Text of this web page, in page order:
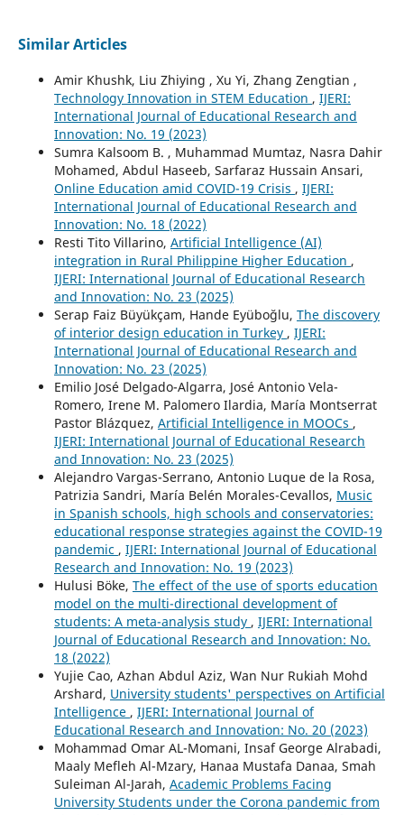
Similar Articles
Amir Khushk, Liu Zhiying , Xu Yi, Zhang Zengtian ,
Technology Innovation in STEM Education , IJERI:
International Journal of Educational Research and
Innovation: No. 19 (2023)
Sumra Kalsoom B. , Muhammad Mumtaz, Nasra Dahir
Mohamed, Abdul Haseeb, Sarfaraz Hussain Ansari,
Online Education amid COVID-19 Crisis , IJERI:
International Journal of Educational Research and
Innovation: No. 18 (2022)
Resti Tito Villarino, Artificial Intelligence (AI)
integration in Rural Philippine Higher Education ,
IJERI: International Journal of Educational Research
and Innovation: No. 23 (2025)
Serap Faiz Büyükçam, Hande Eyüboğlu, The discovery
of interior design education in Turkey , IJERI:
International Journal of Educational Research and
Innovation: No. 23 (2025)
Emilio José Delgado-Algarra, José Antonio Vela-
Romero, Irene M. Palomero Ilardia, María Montserrat
Pastor Blázquez, Artificial Intelligence in MOOCs ,
IJERI: International Journal of Educational Research
and Innovation: No. 23 (2025)
Alejandro Vargas-Serrano, Antonio Luque de la Rosa,
Patrizia Sandri, María Belén Morales-Cevallos, Music
in Spanish schools, high schools and conservatories:
educational response strategies against the COVID-19
pandemic , IJERI: International Journal of Educational
Research and Innovation: No. 19 (2023)
Hulusi Böke, The effect of the use of sports education
model on the multi-directional development of
students: A meta-analysis study , IJERI: International
Journal of Educational Research and Innovation: No.
18 (2022)
Yujie Cao, Azhan Abdul Aziz, Wan Nur Rukiah Mohd
Arshard, University students' perspectives on Artificial
Intelligence , IJERI: International Journal of
Educational Research and Innovation: No. 20 (2023)
Mohammad Omar AL-Momani, Insaf George Alrabadi,
Maaly Mefleh Al-Mzary, Hanaa Mustafa Danaa, Smah
Suleiman Al-Jarah, Academic Problems Facing
University Students under the Corona pandemic from